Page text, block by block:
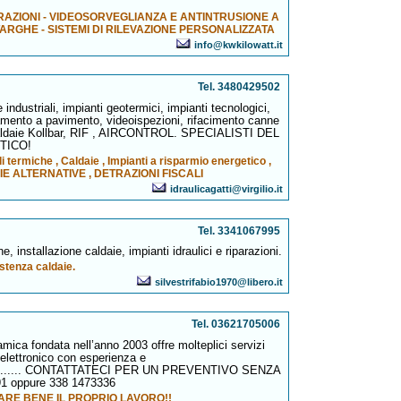
- VIDEOSORVEGLIANZA E ANTINTRUSIONE A
- SISTEMI DI RILEVAZIONE PERSONALIZZATA
info@kwkilowatt.it
Tel. 3480429502
industriali, impianti geotermici, impianti tecnologici,
a pavimento, videoispezioni, rifacimento canne
Kollbar, RIF , AIRCONTROL. SPECIALISTI DEL
termiche , Caldaie , Impianti a risparmio energetico ,
ALTERNATIVE , DETRAZIONI FISCALI
idraulicagatti@virgilio.it
Tel. 3341067995
installazione caldaie, impianti idraulici e riparazioni.
caldaie.
silvestrifabio1970@libero.it
Tel. 03621705006
fondata nell’anno 2003 offre molteplici servizi
con esperienza e
CONTATTATECI PER UN PREVENTIVO SENZA
oppure 338 1473336
BENE IL PROPRIO LAVORO!!